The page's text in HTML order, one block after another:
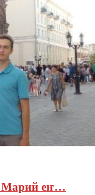
Марий еҥ…